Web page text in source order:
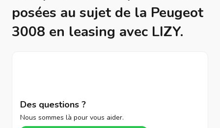
posées au sujet de la Peugeot
3008 en leasing avec LIZY.
Des questions ?
Nous sommes là pour vous aider.